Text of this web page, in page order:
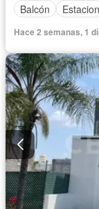
Balcón
Hace 2 semanas, 1